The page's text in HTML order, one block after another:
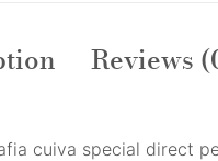
Reviews
cuiva special direct